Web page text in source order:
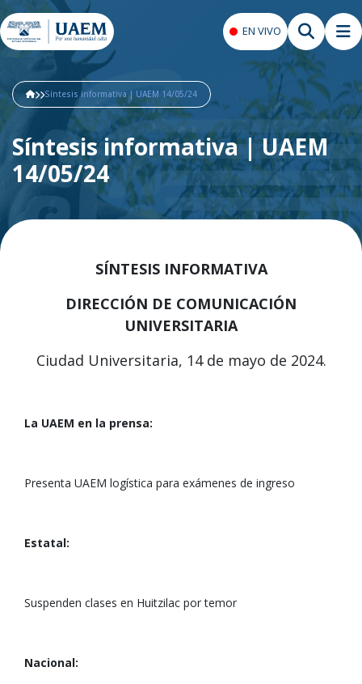
EN VIVO
Síntesis informativa | UAEM 14/05/24
Síntesis informativa | UAEM
14/05/24
SÍNTESIS INFORMATIVA
DIRECCIÓN DE COMUNICACIÓN
UNIVERSITARIA
Ciudad Universitaria, 14 de mayo de 2024.
La UAEM en la prensa:
Presenta UAEM logística para exámenes de ingreso
Estatal:
Suspenden clases en Huitzilac por temor
Nacional: